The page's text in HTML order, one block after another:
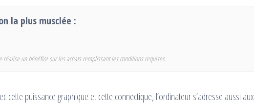
la plus musclée :
un bénéfice sur les achats remplissant les conditions requises.
cette puissance graphique et cette connectique, l’ordinateur s’adresse aussi aux